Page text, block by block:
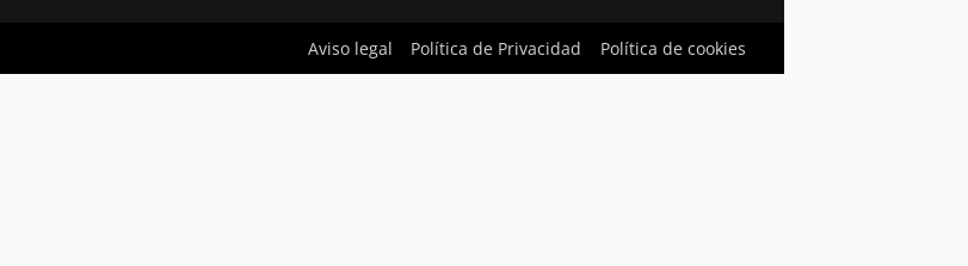
Aviso legal Política de Privacidad Política de cookies